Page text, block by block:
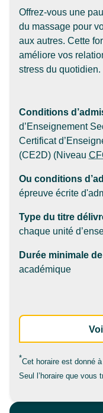
Offrez-vous une
du massage pour
aux autres. Cette
améliore vos
stress du quotidien.
Conditions
d’Enseignement
Certificat
(CE2D) (Niveau
Ou conditions
épreuve écrite
Type du titre
chaque unité
Durée minimale
académique
*Cet horaire est donné
Seul l’horaire que vous